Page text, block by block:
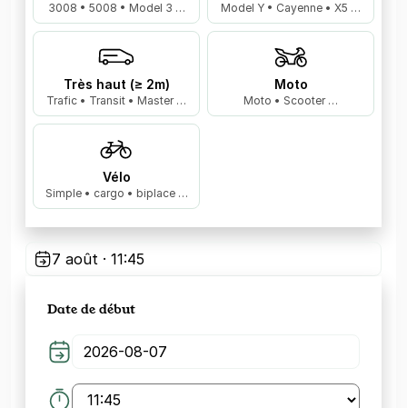
3008 • 5008 • Model 3 … Model Y • Cayenne • X5 …
Très haut (≥ 2m)
Trafic • Transit • Master …
Moto
Moto • Scooter …
Vélo
Simple • cargo • biplace …
7 août · 11:45
Date de début